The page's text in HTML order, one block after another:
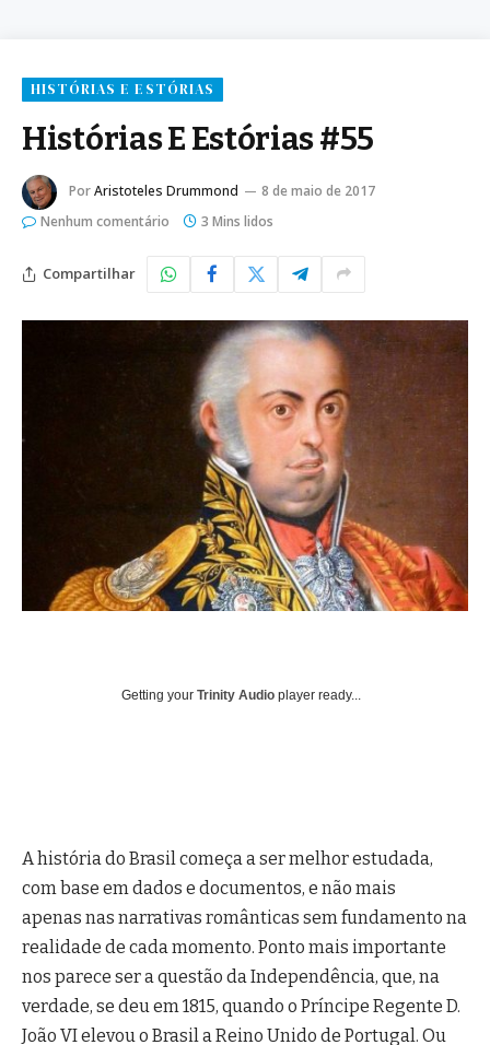
HISTÓRIAS E ESTÓRIAS
Histórias E Estórias #55
PorAristoteles Drummond
8 de maio de 2017
Nenhum comentário
3 Mins lidos
Compartilhar
Getting your Trinity Audio player ready...
A história do Brasil começa a ser melhor estudada,
com base em dados e documentos, e não mais
apenas nas narrativas românticas sem fundamento na
realidade de cada momento. Ponto mais importante
nos parece ser a questão da Independência, que, na
verdade, se deu em 1815, quando o Príncipe Regente D.
João VI elevou o Brasil a Reino Unido de Portugal. Ou